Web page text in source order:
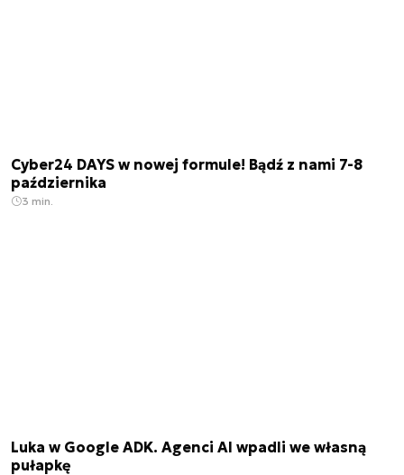
Cyber24 DAYS w nowej formule! Bądź z nami 7-8
października
3 min.
Luka w Google ADK. Agenci AI wpadli we własną
pułapkę